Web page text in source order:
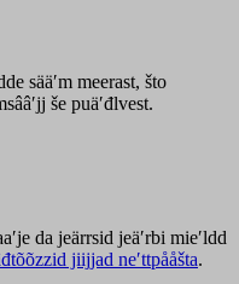
sääʹm meerast, što
še puäʹđlvest.
da jeärrsid jeäʹrbi mieʹldd
jiijjad neʹttpååšta.